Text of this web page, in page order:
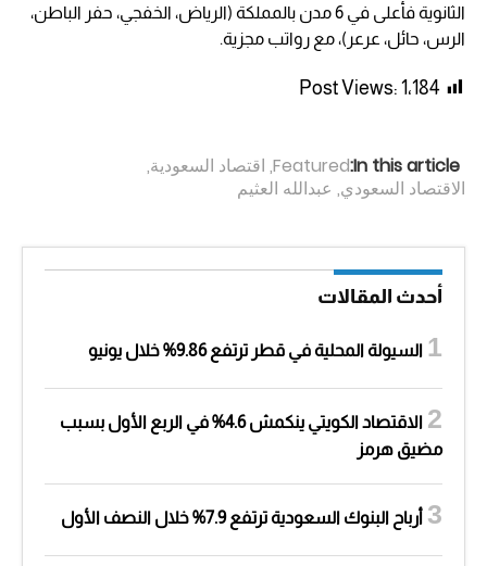
الثانوية فأعلى في 6 مدن بالمملكة (الرياض، الخفجي، حفر الباطن،
الرس، حائل، عرعر)، مع رواتب مجزية.
Post Views: 1٬184
In this article:
Featured
, اقتصاد السعودية,
الاقتصاد السعودي, عبدالله العثيم
أحدث المقالات
السيولة المحلية في قطر ترتفع 9.86% خلال يونيو
الاقتصاد الكويتي ينكمش 4.6% في الربع الأول بسبب
مضيق هرمز
أرباح البنوك السعودية ترتفع 7.9% خلال النصف الأول